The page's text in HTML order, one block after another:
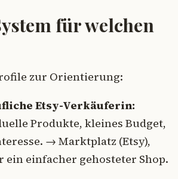
für welchen
zur Orientierung:
Etsy-Verkäuferin:
Produkte, kleines Budget,
→ Marktplatz (Etsy),
ein einfacher gehosteter Shop.